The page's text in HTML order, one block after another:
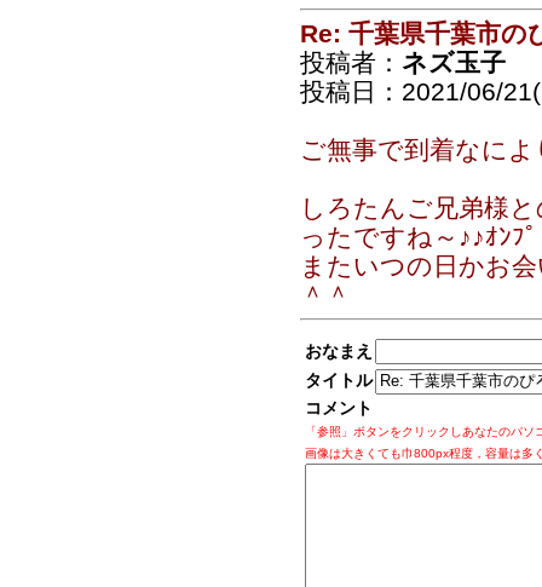
Re: 千葉県千葉市の
投稿者： ネズ玉子
投稿日：2021/06/
ご無事で到着なに
しろたんご兄弟様
ったですね～♪♪ｵﾝﾌﾟ
またいつの日かお
＾＾
おなまえ
タイトル
コメント
「参照」ボタンをクリックしあなたのパ
画像は大きくても巾800px程度，容量は多